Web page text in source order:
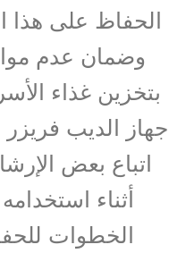
الحفاظ على هذا
وضمان عدم
بتخزين غذاء
جهاز الديب
اتباع بعض
أثناء
الخطوات